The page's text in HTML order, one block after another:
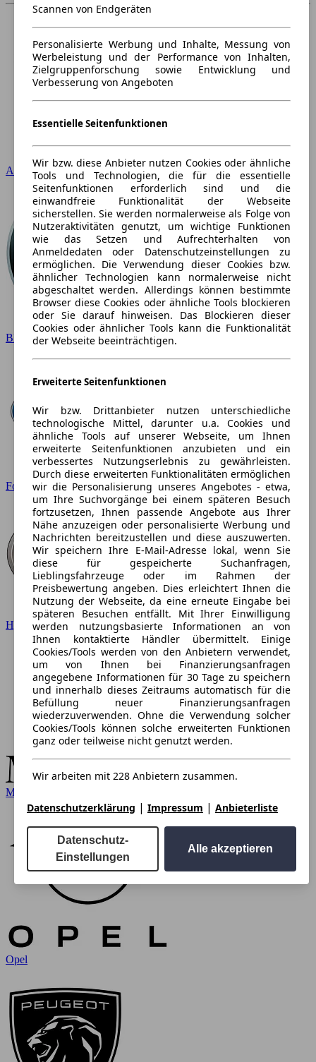
Audi
BMW
Ford
Hyundai
Mercedes-Benz
Opel
Scannen von Endgeräten
Personalisierte Werbung und Inhalte, Messung von
Werbeleistung und der Performance von Inhalten,
Zielgruppenforschung sowie Entwicklung und
Verbesserung von Angeboten
Essentielle Seitenfunktionen
Wir bzw. diese Anbieter nutzen Cookies oder ähnliche
Tools und Technologien, die für die essentielle
Seitenfunktionen erforderlich sind und die
einwandfreie Funktionalität der Webseite
sicherstellen. Sie werden normalerweise als Folge von
Nutzeraktivitäten genutzt, um wichtige Funktionen
wie das Setzen und Aufrechterhalten von
Anmeldedaten oder Datenschutzeinstellungen zu
ermöglichen. Die Verwendung dieser Cookies bzw.
ähnlicher Technologien kann normalerweise nicht
abgeschaltet werden. Allerdings können bestimmte
Browser diese Cookies oder ähnliche Tools blockieren
oder Sie darauf hinweisen. Das Blockieren dieser
Cookies oder ähnlicher Tools kann die Funktionalität
der Webseite beeinträchtigen.
Erweiterte Seitenfunktionen
Wir bzw. Drittanbieter nutzen unterschiedliche
technologische Mittel, darunter u.a. Cookies und
ähnliche Tools auf unserer Webseite, um Ihnen
erweiterte Seitenfunktionen anzubieten und ein
verbessertes Nutzungserlebnis zu gewährleisten.
Durch diese erweiterten Funktionalitäten ermöglichen
wir die Personalisierung unseres Angebotes - etwa,
um Ihre Suchvorgänge bei einem späteren Besuch
fortzusetzen, Ihnen passende Angebote aus Ihrer
Nähe anzuzeigen oder personalisierte Werbung und
Nachrichten bereitzustellen und diese auszuwerten.
Wir speichern Ihre E-Mail-Adresse lokal, wenn Sie
diese für gespeicherte Suchanfragen,
Lieblingsfahrzeuge oder im Rahmen der
Preisbewertung angeben. Dies erleichtert Ihnen die
Nutzung der Webseite, da eine erneute Eingabe bei
späteren Besuchen entfällt. Mit Ihrer Einwilligung
werden nutzungsbasierte Informationen an von
Ihnen kontaktierte Händler übermittelt. Einige
Cookies/Tools werden von den Anbietern verwendet,
um von Ihnen bei Finanzierungsanfragen
angegebene Informationen für 30 Tage zu speichern
und innerhalb dieses Zeitraums automatisch für die
Befüllung neuer Finanzierungsanfragen
wiederzuverwenden. Ohne die Verwendung solcher
Cookies/Tools können solche erweiterten Funktionen
ganz oder teilweise nicht genutzt werden.
Wir arbeiten mit 228 Anbietern zusammen.
Datenschutzerklärung | Impressum | Anbieterliste
Datenschutz-
Einstellungen
Alle akzeptieren